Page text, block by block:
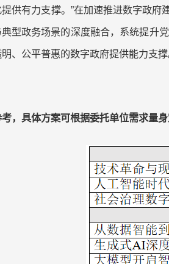
供有力支撑。”在加速推进数字政府
型政务场景的深度融合，系统提升
、公平普惠的数字政府提供能力支撑
，具体方案可根据委托单位需求量身